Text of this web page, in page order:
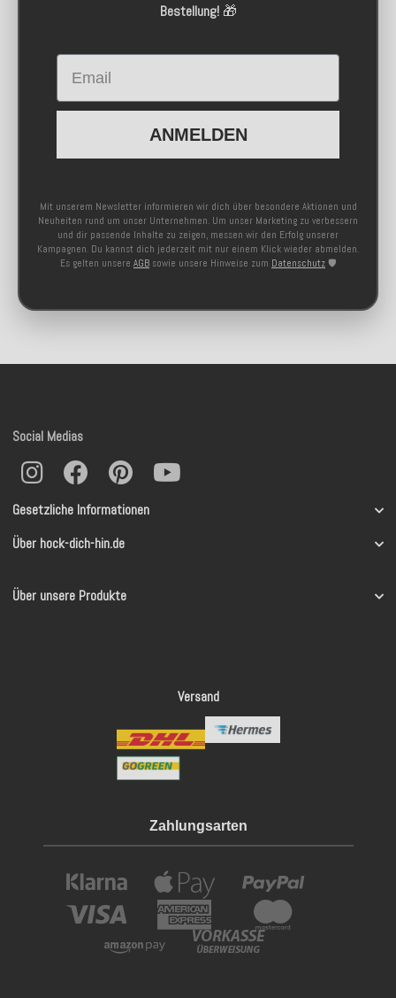
Bestellung!🎁
Email
ANMELDEN
Mit unserem Newsletter informieren wir dich über besondere Aktionen und
Neuheiten rund um unser Unternehmen. Um unser Marketing zu verbessern
und dir passende Inhalte zu zeigen, messen wir den Erfolg unserer
Kampagnen. Du kannst dich jederzeit mit nur einem Klick wieder abmelden.
Es gelten unsere AGB sowie unsere Hinweise zum Datenschutz 🛡️
Gesetzliche Informationen
Über hock-dich-hin.de
Über unsere Produkte
Social Medias
Versand
Zahlungsarten